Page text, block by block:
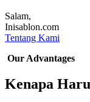
Salam,
Inisablon.com
Tentang Kami
Our Advantages
Kenapa